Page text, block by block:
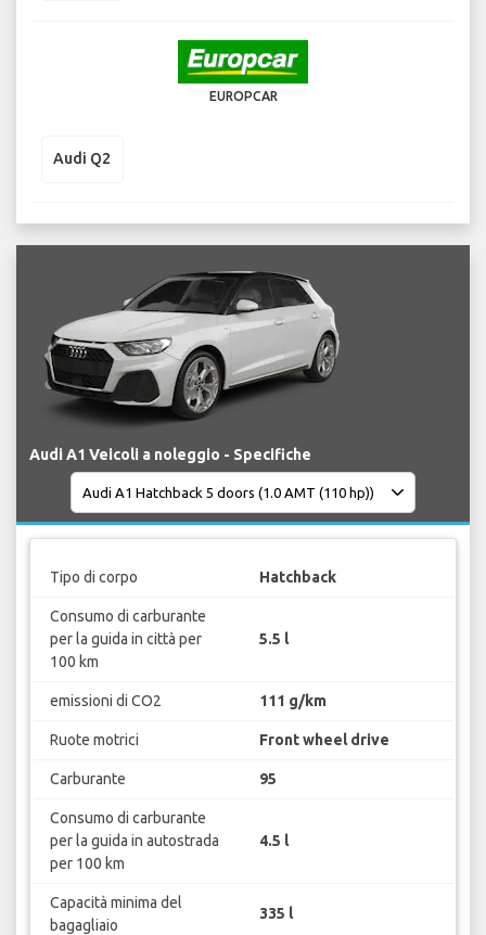
EUROPCAR
Audi Q2
Audi A1 Veicoli a noleggio - Specifiche
Tipo di corpo Hatchback
Consumo di carburante
per la guida in città per
100 km
5.5 l
emissioni di CO2 111 g/km
Ruote motrici Front wheel drive
Carburante 95
Consumo di carburante
per la guida in autostrada
per 100 km
4.5 l
Capacità minima del
bagagliaio
335 l